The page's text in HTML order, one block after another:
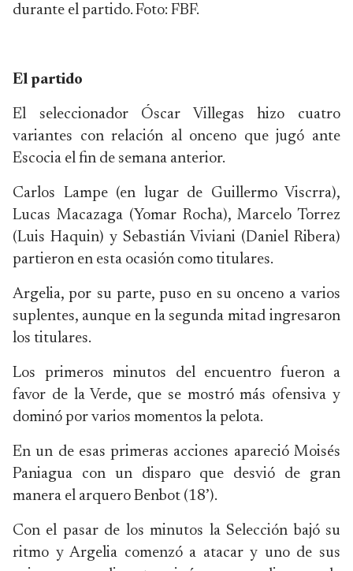
durante el partido. Foto: FBF.
El partido
El seleccionador Óscar Villegas hizo cuatro
variantes con relación al onceno que jugó ante
Escocia el fin de semana anterior.
Carlos Lampe (en lugar de Guillermo Viscrra),
Lucas Macazaga (Yomar Rocha), Marcelo Torrez
(Luis Haquin) y Sebastián Viviani (Daniel Ribera)
partieron en esta ocasión como titulares.
Argelia, por su parte, puso en su onceno a varios
suplentes, aunque en la segunda mitad ingresaron
los titulares.
Los primeros minutos del encuentro fueron a
favor de la Verde, que se mostró más ofensiva y
dominó por varios momentos la pelota.
En un de esas primeras acciones apareció Moisés
Paniagua con un disparo que desvió de gran
manera el arquero Benbot (18’).
Con el pasar de los minutos la Selección bajó su
ritmo y Argelia comenzó a atacar y uno de sus